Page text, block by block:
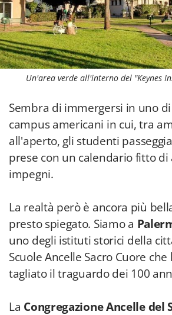
Un'area verde all'interno del "Keynes
Sembra di immergersi in uno
campus americani in cui, tra
all'aperto, gli studenti
prese con un calendario fitto
impegni.
La realtà però è ancora più
presto spiegato. Siamo a
uno degli istituti storici della
Scuole Ancelle Sacro Cuore
tagliato il traguardo dei 100
La Congregazione Ancelle del